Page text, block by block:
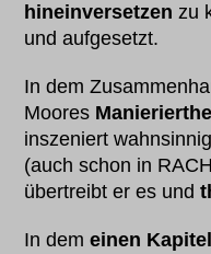
hineinversetzen zu
und aufgesetzt.
In dem
Moores
inszeniert
(auch schon in
übertreibt er es und
In demeinen Kapitel